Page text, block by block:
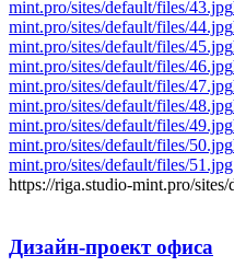
mint.pro/sites/default/files/43.jpg
mint.pro/sites/default/files/44.jpg
mint.pro/sites/default/files/45.jpg
mint.pro/sites/default/files/46.jpg
mint.pro/sites/default/files/47.jpg
mint.pro/sites/default/files/48.jpg
mint.pro/sites/default/files/49.jpg
mint.pro/sites/default/files/50.jpg
mint.pro/sites/default/files/51.jpg
https://riga.studio-mint.pro/
Дизайн-проектофиса